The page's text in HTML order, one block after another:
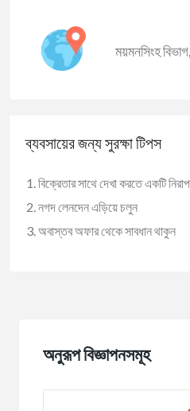
ময়মনসিংহ বিভাগ,
ব্যবসায়ের জন্য সুরক্ষা টিপস
বিক্রেতার সাথে দেখা করতে একটি
নগদ লেনদেন এড়িয়ে চলুন
অবাস্তব অফার থেকে সাবধান থাকুন
অনুরূপ বিজ্ঞাপনসমূহ